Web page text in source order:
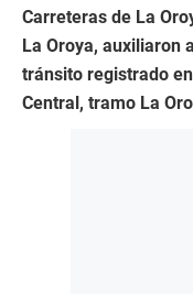
Carreteras de La
La Oroya, auxiliaron
tránsito registrado
Central, tramo La